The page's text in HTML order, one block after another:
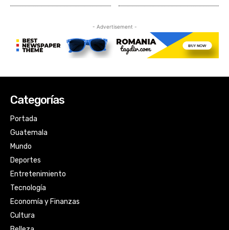
Categorías
Portada
Guatemala
Mundo
Deportes
Entretenimiento
Tecnología
Economía y Finanzas
Cultura